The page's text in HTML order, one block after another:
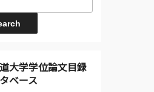
大学学位論文目録
ベース